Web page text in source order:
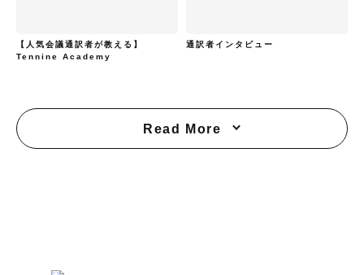
【人気会議通訳者が教える】
Tennine Academy
通訳者インタビュー
Read More